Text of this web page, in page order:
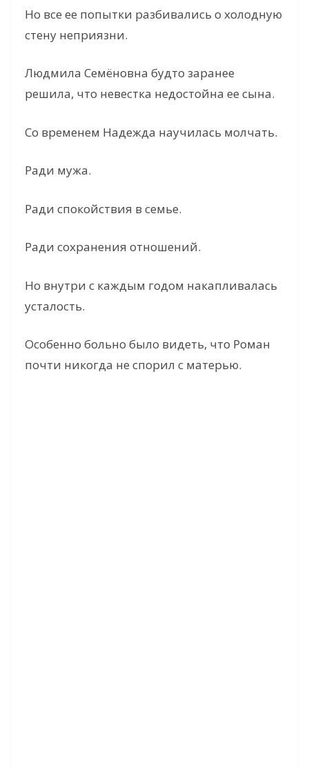
Но все ее попытки разбивались о холодную
стену неприязни.
Людмила Семёновна будто заранее
решила, что невестка недостойна ее сына.
Со временем Надежда научилась молчать.
Ради мужа.
Ради спокойствия в семье.
Ради сохранения отношений.
Но внутри с каждым годом накапливалась
усталость.
Особенно больно было видеть, что Роман
почти никогда не спорил с матерью.